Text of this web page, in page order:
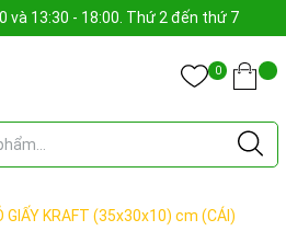
và 13:30 - 18:00. Thứ 2 đến thứ 7
0
GIẤY KRAFT (35x30x10) cm (CÁI)